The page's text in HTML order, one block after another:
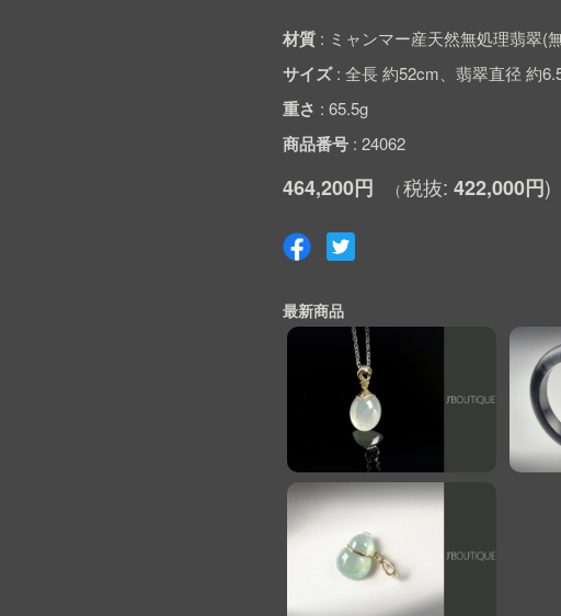
材質 ミャンマー産天然無処理翡翠(
サイズ 全長 約52cm、翡翠直径 約
重さ 65.5g
商品番号 24062
464,200円 422,000円
最新商品